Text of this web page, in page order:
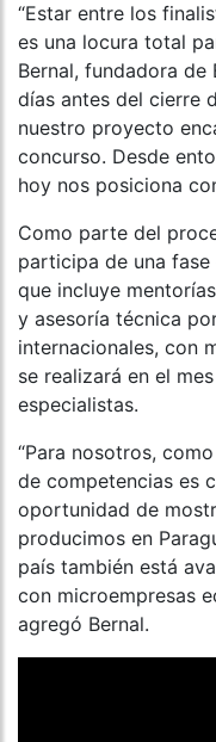
“Estar entre los
es una locura total
Bernal, fundadora de
días antes del cierre
nuestro proyecto
concurso. Desde
hoy nos posiciona
Como parte del
participa de una
que incluye
y asesoría técnica
internacionales, con
se realizará en el
especialistas.
“Para nosotros,
de competencias es
oportunidad de
producimos en
país también está
con microempresas
agregó Bernal.